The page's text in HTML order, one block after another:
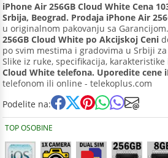
iPhone Air 256GB Cloud White Cena
Srbija, Beograd. Prodaja iPhone Air
u originalnom pakovanju sa
256GB Cloud White po Akcijskoj Ceni
po svim mestima i gradovima u Srbiji
Slike iz ruke, specifikacija, karakteristike
Cloud White telefona. Uporedite cene
telefonom ili online - telekoplus.com
Podelite na:
TOP OSOBINE